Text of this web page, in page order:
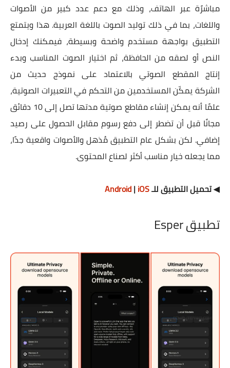
مباشرًة عبر الهاتف، وذلك مع دعم عدد كبير من الأصوات
واللغات، بما في ذلك توليد الصوت باللغة العربية. هذا ويتمتع
التطبيق بواجهة مستخدم واضحة وبسيطة، فيمكنك إدخال
النص أو لصقه من الحافظة، ثم اختيار الصوت المناسب وبدء
إنتاج المقطع الصوتي بالاعتماد على نموذج حديث من
الشركة يمكّن المستخدمين من التحكم في التعبيرات الصوتية،
علمًا أنه يمكن إنشاء مقاطع صوتية مدتها تصل إلى 10 دقائق
مجانًا قبل أن تضطر إلى دفع رسوم مقابل الحصول على رصيد
إضافي. لكن بشكل عام التطبيق مُذهل والأصوات واقعية جدًا،
مما يجعله خيار مناسب أكثر لصناع المحتوى.
◀ تحميل التطبيق للـ Android| iOS
تطبيق Esper